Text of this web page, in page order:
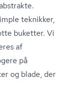
teknikker,
buketter. Vi
af
på
og blade, der